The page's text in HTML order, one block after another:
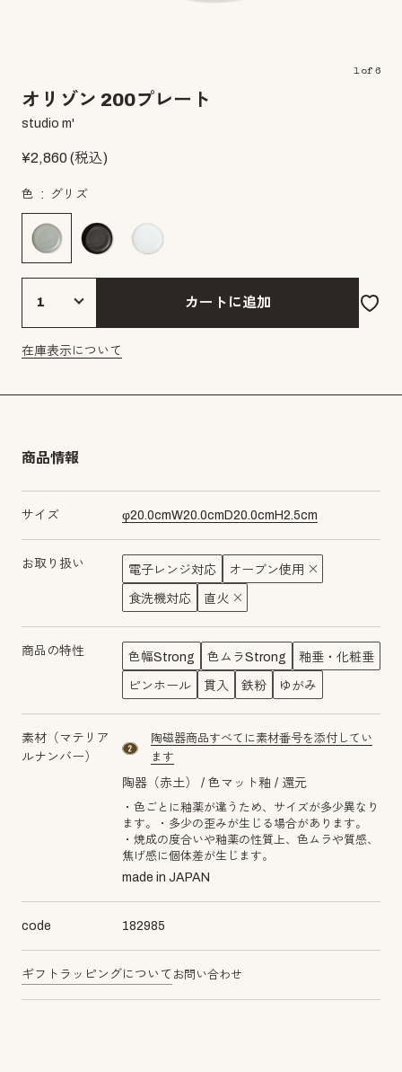
1of 6
オリゾン 200プレート
studio m'
¥2,860(税込)
色 グリズ
カートに追加
在庫表示について
商品情報
サイズ φ20.0cmW20.0cm D20.0cm H2.5cm
お取り扱い 電子レンジ対応 オーブン使用
食洗機対応 直火
商品の特性 色幅Strong 色ムラStrong 釉垂・化粧垂
ピンホール 貫入 鉄粉 ゆがみ
素材（マテリア
ルナンバー）
material number2
陶磁器商品すべてに素材番号を添付してい
ます
陶器（赤土） 色マット釉 還元
・色ごとに釉薬が違うため、サイズが多少異なり
ます。・多少の歪みが生じる場合があります。
・焼成の度合いや釉薬の性質上、色ムラや質感、
焦げ感に個体差が生じます。
made in JAPAN
code 182985
ギフトラッピングについて お問い合わせ